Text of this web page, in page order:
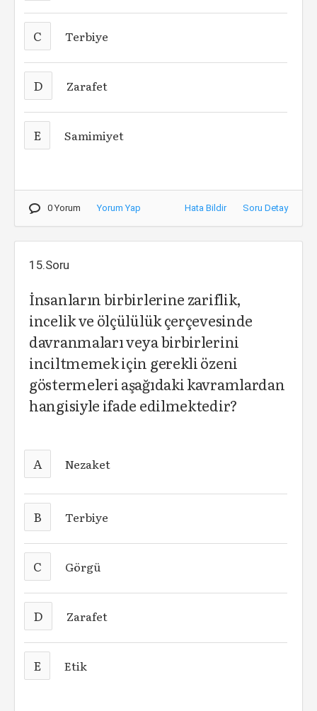
C Terbiye
D Zarafet
E Samimiyet
0 Yorum Yorum Yap Hata Bildir Soru Detay
15.Soru
İnsanların birbirlerine zariflik,
incelik ve ölçülülük çerçevesinde
davranmaları veya birbirlerini
inciltmemek için gerekli özeni
göstermeleri aşağıdaki kavramlardan
hangisiyle ifade edilmektedir?
A Nezaket
B Terbiye
C Görgü
D Zarafet
E Etik